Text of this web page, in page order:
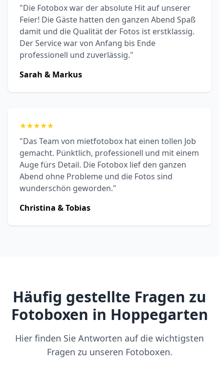
"Die Fotobox war der absolute Hit auf unserer
Feier! Die Gäste hatten den ganzen Abend Spaß
damit und die Qualität der Fotos ist erstklassig.
Der Service war von Anfang bis Ende
professionell und zuverlässig."
Sarah & Markus
★★★★★
"Das Team von mietfotobox hat einen tollen Job
gemacht. Pünktlich, professionell und mit einem
Auge fürs Detail. Die Fotobox lief den ganzen
Abend ohne Probleme und die Fotos sind
wunderschön geworden."
Christina & Tobias
Häufig gestellte Fragen zu
Fotoboxen in Hoppegarten
Hier finden Sie Antworten auf die wichtigsten
Fragen zu unseren Fotoboxen.